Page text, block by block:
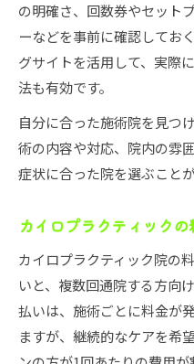
の明確さ、回数券やセット
ーなどを事前に確認してお
グサイトを活用して、実際
法も有効です。
自分に合った施術院を見つ
術の内容や対応、院内の雰
症状に合った院を選ぶこと
カイロプラクティック
カイロプラクティック院の
いと、複数回通院する方向
払いは、施術ごとに料金が
ますが、継続的なケアを希